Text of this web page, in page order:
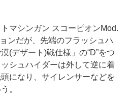
マシンガン スコーピオンMod.
ンだが、先端のフラッシュハ
(デザート)戦仕様」の“D”をつ
シュハイダーは外して逆に着
になり、サイレンサーなどを
。